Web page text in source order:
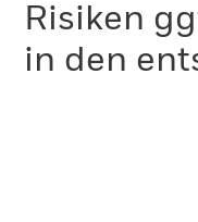
Risiken
in den